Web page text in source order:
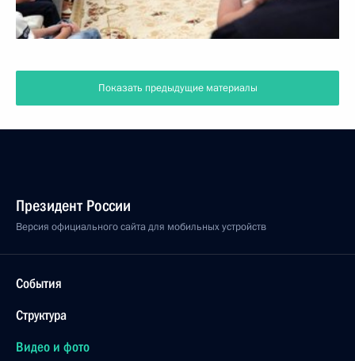
Показать предыдущие материалы
Президент России
Версия официального сайта для мобильных устройств
События
Структура
Видео и фото